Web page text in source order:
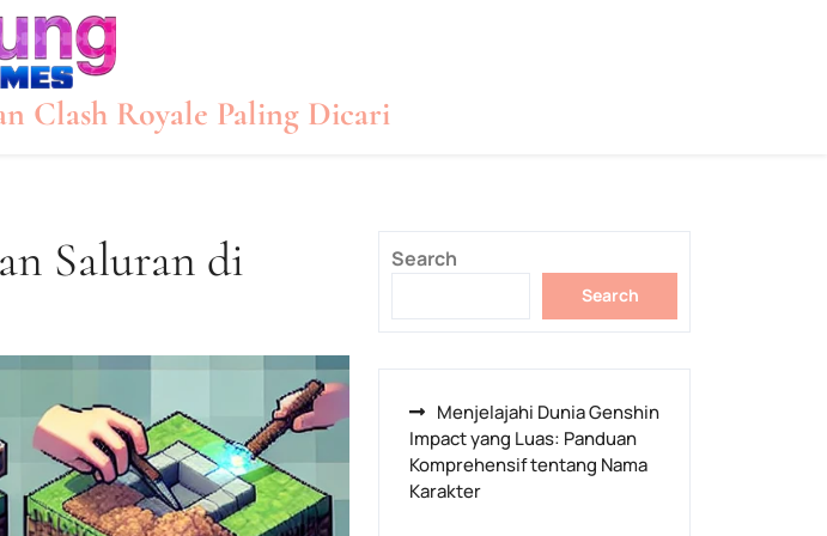
Clash Royale Paling Dicari
Saluran di
Search
Search
Menjelajahi Dunia Genshin
Impact yang Luas: Panduan
Komprehensif tentang Nama
Karakter